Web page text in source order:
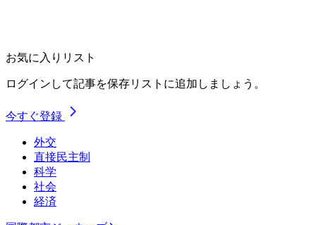
お気に入りリスト
ログインして記事を保存リストに追加しましょう。
今すぐ登録
外交
直接民主制
科学
社会
経済